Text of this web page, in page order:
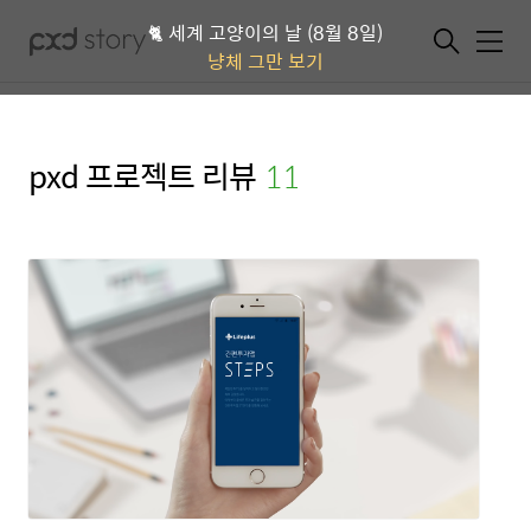
🐈 세계 고양이의 날 (8월 8일)
냥체 그만 보기
메뉴
pxd 프로젝트 리뷰 (11)